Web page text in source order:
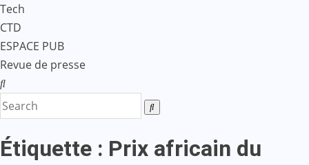
Tech
CTD
ESPACE PUB
Revue de presse
Étiquette : Prix africain du